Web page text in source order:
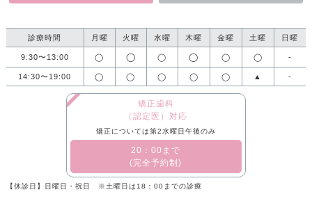
診療時間 月曜 火曜 水曜 木曜 金曜 土曜 日曜
9:30〜13:00 ◯ ◯ ◯ ◯ ◯ ◯ -
14:30〜19:00 ◯ ◯ ◯ ◯ ◯ ▲ -
矯正歯科
（認定医）対応
矯正については第2水曜日午後のみ
​20：00まで
(完全予約制)
【休診日】日曜日・祝日 ※土曜日は18：00までの診療